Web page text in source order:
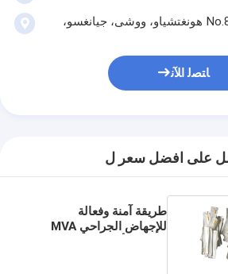
غرفة 408، الطريق No.801 هونغتشياو، ووشى، جيانغسو،
ﺎﺘﺼﻟ ﺍﻶﻧ
على افضل سعر ل
طريقة آمنة وفعالة
للإجهاض الجراحي MVA